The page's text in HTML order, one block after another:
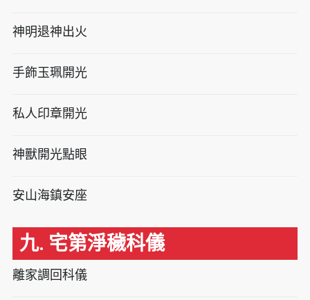
神明退神出火
手飾玉珮開光
私人印章開光
神獸開光點眼
安山海鎮安座
九. 宅第淨穢科儀
離家調回科儀